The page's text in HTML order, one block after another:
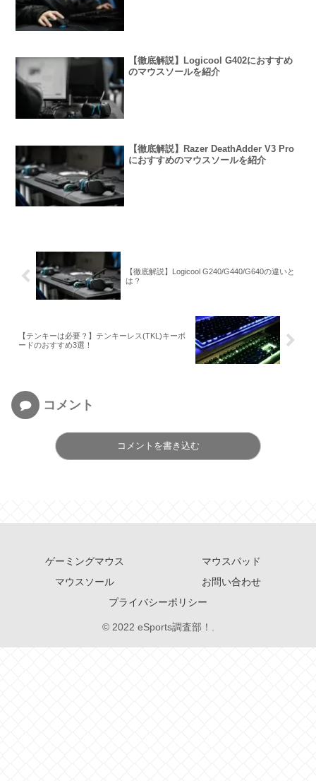
【徹底解説】Logicool G402におすすめ
のマウスソールを紹介
【徹底解説】Razer DeathAdder V3 Pro
におすすめのマウスソールを紹介
【徹底解説】Logicool G240/G440/G640の違いと
は？
【テンキーは必要？】テンキーレス(TKL)キーボ
ードのおすすめ3選！
コメント
コメントを書き込む
ゲーミングマウス
マウスパッド
マウスソール
お問い合わせ
プライバシーポリシー
© 2022 eSports調査部！.